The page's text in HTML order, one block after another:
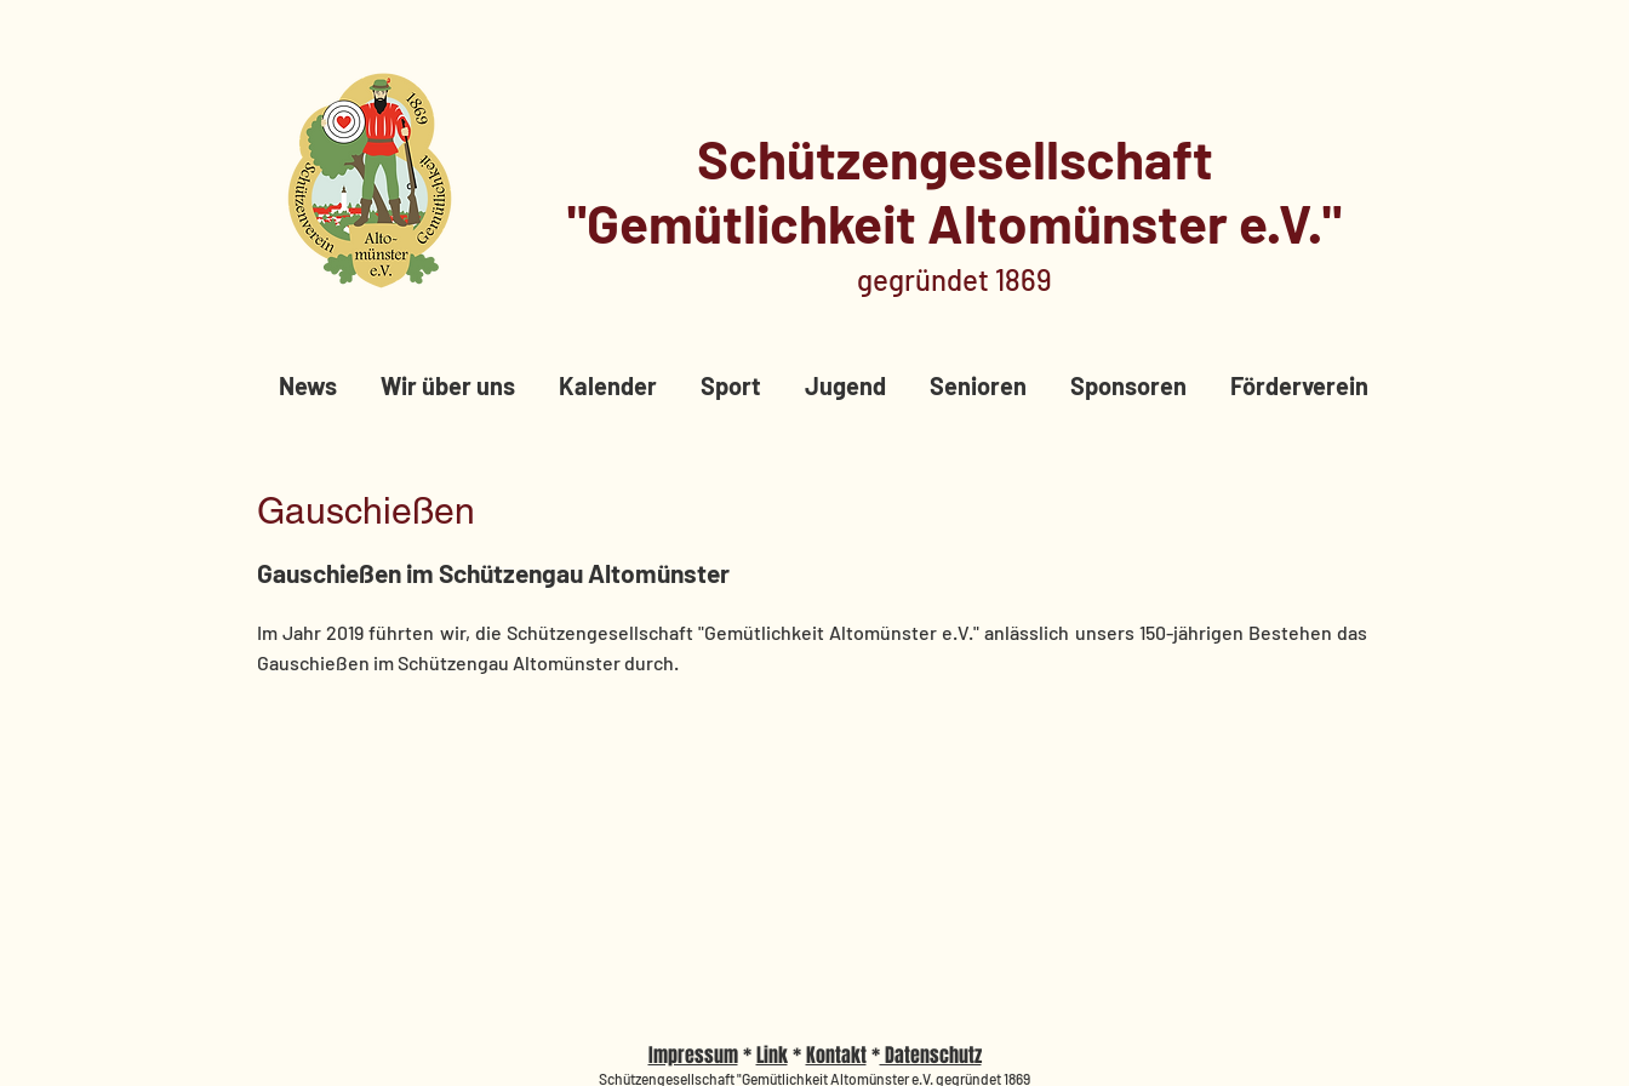
Schützengesellschaft
"Gemütlichkeit Altomünster e.V."
ge​gründet 1869
News Wir über uns Kalender Sport Jugend Senioren Sponsoren Förderverein
Gauschießen
Gauschießen im Schützengau Altomünster
Im Jahr 2019 führten wir, die Schützengesellschaft "Gemütlichkeit Altomünster e.V." anlässlich unsers 150-jährigen Bestehen das
Gauschießen im Schützengau Altomünster durch.
Impressum*Link*Kontakt*Datenschutz
Schützengesellschaft "Gemütlichkeit Altomünster e.V. gegründet 1869